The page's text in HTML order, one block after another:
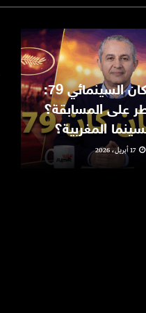
مهرجان كان السينمائي 79:
على المسابقة؟
المغربية؟
17 أبريل، 2026